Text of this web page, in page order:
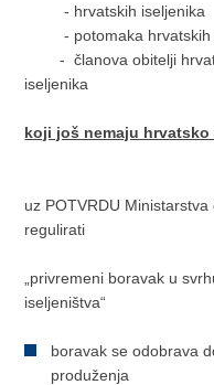
- hrvatskih iseljenika
- potomaka hrvatskih
- članova obitelji
iseljenika
koji još nemaju
uz POTVRDU
regulirati
„privremeni boravak u
iseljeništva“
boravak se odobrava
produženja